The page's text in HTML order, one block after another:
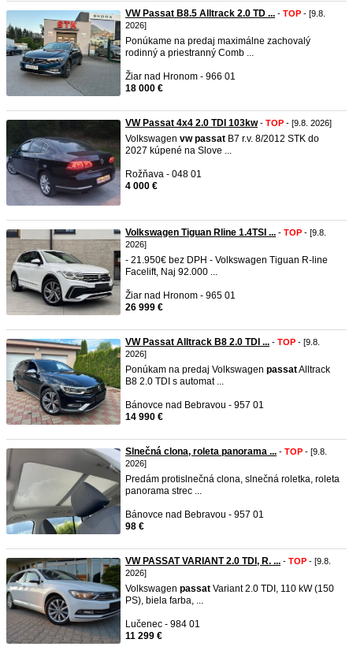
VW Passat B8.5 Alltrack 2.0 TD ... - TOP - [9.8.
2026]
Ponúkame na predaj maximálne zachovalý
rodinný a priestranný Comb ...
Žiar nad Hronom - 966 01
18 000 €
VW Passat 4x4 2.0 TDI 103kw- TOP - [9.8. 2026]
Volkswagen vw passat B7 r.v. 8/2012 STK do
2027 kúpené na Slove ...
Rožňava - 048 01
4 000 €
Volkswagen Tiguan Rline 1.4TSI ... - TOP - [9.8.
2026]
- 21.950€ bez DPH - Volkswagen Tiguan R-line
Facelift, Naj 92.000 ...
Žiar nad Hronom - 965 01
26 999 €
VW Passat Alltrack B8 2.0 TDI ... - TOP - [9.8.
2026]
Ponúkam na predaj Volkswagen passatAlltrack
B8 2.0 TDI s automat ...
Bánovce nad Bebravou - 957 01
14 990 €
Slnečná clona, roleta panorama ... - TOP - [9.8.
2026]
Predám protislnečná clona, slnečná roletka, roleta
panorama strec ...
Bánovce nad Bebravou - 957 01
98 €
VW PASSAT VARIANT 2.0 TDI, R. ... - TOP - [9.8.
2026]
Volkswagen passat Variant 2.0 TDI, 110 kW (150
PS), biela farba, ...
Lučenec - 984 01
11 299 €